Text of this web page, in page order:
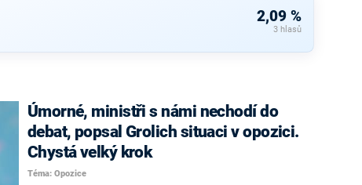
2,09 %
3 hlasů
Úmorné, ministři s námi nechodí do
debat, popsal Grolich situaci v opozici.
Chystá velký krok
Téma: Opozice